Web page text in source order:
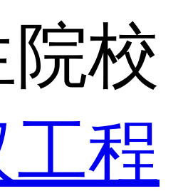
校
程